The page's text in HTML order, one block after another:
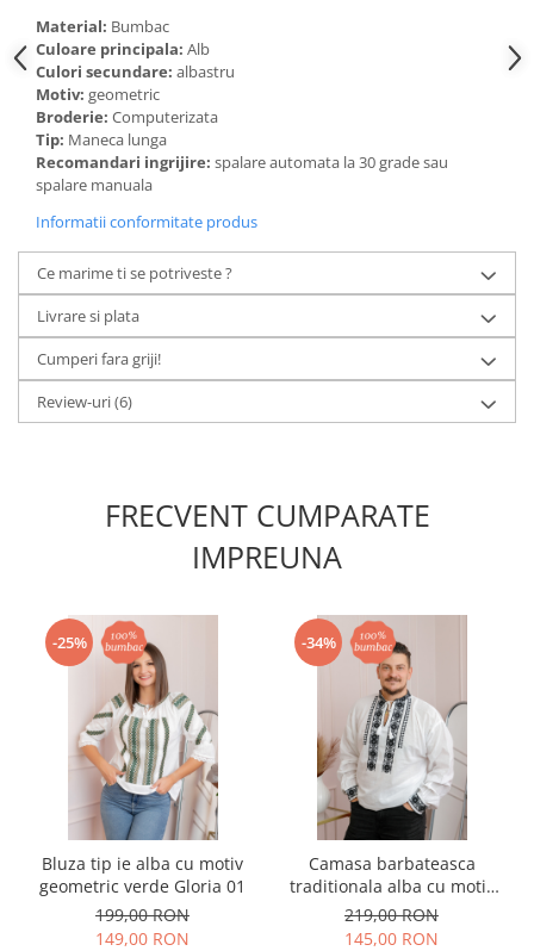
Material: Bumbac
Culoare principala: Alb
Culori secundare: albastru
Motiv: geometric
Broderie: Computerizata
Tip: Maneca lunga
Recomandari ingrijire: spalare automata la 30 grade sau
spalare manuala
Informatii conformitate produs
Ce marime ti se potriveste ?
Livrare si plata
Cumperi fara griji!
Review-uri(6)
FRECVENT CUMPARATE
IMPREUNA
-25%
Bluza tip ie alba cu motiv
geometric verde Gloria 01
199,00 RON
149,00 RON
-34%
Camasa barbateasca
traditionala alba cu motiv
floral negru Mircea 02
219,00 RON
145,00 RON